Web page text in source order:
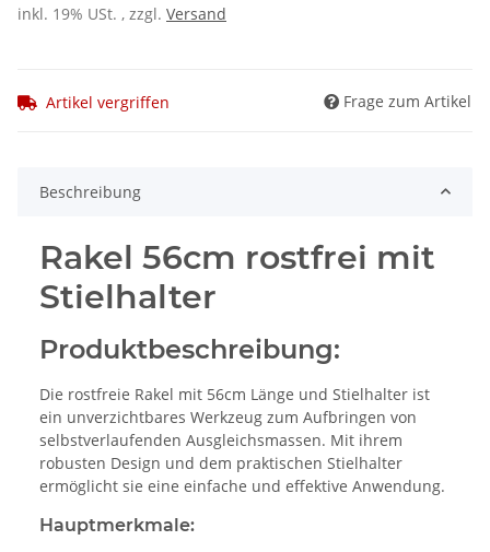
inkl. 19% USt. , zzgl. Versand
Artikel vergriffen Frage zum Artikel
Beschreibung
Rakel 56cm rostfrei mit
Stielhalter
Produktbeschreibung:
Die rostfreie Rakel mit 56cm Länge und Stielhalter ist
ein unverzichtbares Werkzeug zum Aufbringen von
selbstverlaufenden Ausgleichsmassen. Mit ihrem
robusten Design und dem praktischen Stielhalter
ermöglicht sie eine einfache und effektive Anwendung.
Hauptmerkmale: